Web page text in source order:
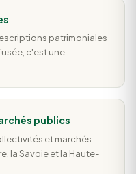
patrimoniales
c'est une
publics
et marchés
la Savoie et la Haute-